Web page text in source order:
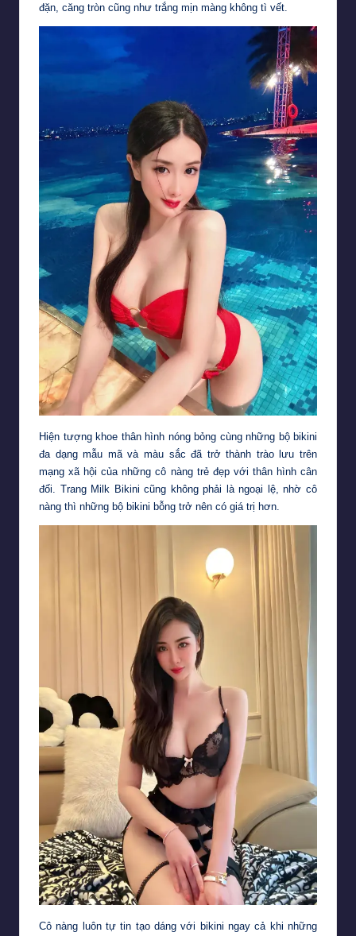
đặn, căng tròn cũng như trắng mịn màng không tì vết.
Hiện tượng khoe thân hình nóng bỏng cùng những bộ bikini
đa dạng mẫu mã và màu sắc đã trở thành trào lưu trên
mạng xã hội của những cô nàng trẻ đẹp với thân hình cân
đối. Trang Milk Bikini cũng không phải là ngoại lệ, nhờ cô
nàng thì những bộ bikini bỗng trở nên có giá trị hơn.
Cô nàng luôn tự tin tạo dáng với bikini ngay cả khi những